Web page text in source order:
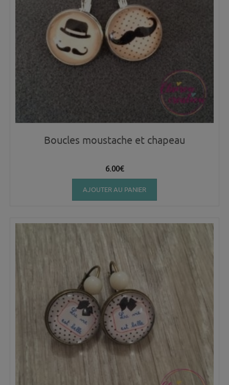
Boucles moustache et chapeau
6.00€
AJOUTER AU PANIER